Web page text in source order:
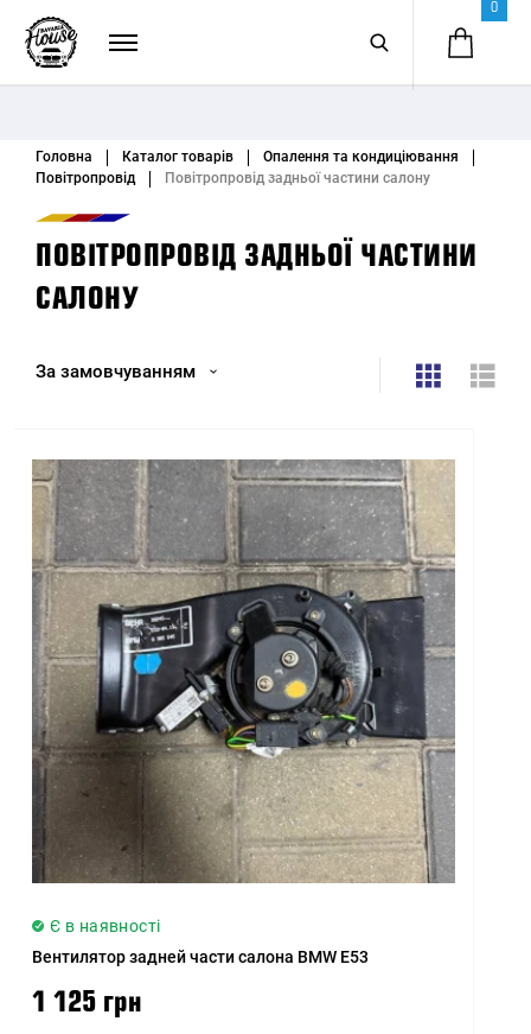
0
Головна Каталог товарів
Опалення та кондиціювання
Повітропровід
Повітропровід задньої частини салону
ПОВІТРОПРОВІД ЗАДНЬОЇ ЧАСТИНИ
САЛОНУ
За замовчуванням
Назва (А - Я)
Назва (Я - А)
Ціна (низька > висока)
Ціна (висока > низька)
Рейтинг (починаючи з
високого)
Рейтинг (починаючи з
Модель (А - Я)
Модель (Я - А)
Є в наявності
Вентилятор задней части салона BMW E53
1 125 грн